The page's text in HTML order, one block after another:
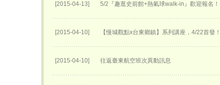
[2015-04-13] 5/2『趣逛史前館+熱氣球walk-in』歡迎報名！
[2015-04-10] 【慢城觀點x台東鄉鎮】系列講座，4/22首發
[2015-04-10] 往返臺東航空班次異動訊息